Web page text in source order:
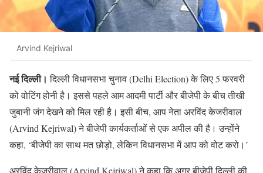
Arvind Kejriwal
नई दिल्ली। दिल्ली विधानसभा चुनाव (Delhi Election) के लिए 5 फरवरी
को वोटिंग होनी है। इससे पहले आम आदमी पार्टी और बीजेपी के बीच तीखी
जुबानी जंग देखने को मिल रही है। इसी बीच, आप नेता अरविंद केजरीवाल
(Arvind Kejriwal) ने बीजेपी कार्यकर्ताओं से एक अपील की है। उन्होंने
कहा, ‘बीजेपी का साथ मत छोड़ो, लेकिन विधानसभा में आप को वोट करो।’
अरविंद केजरीवाल (Arvind Kejriwal) ने कहा कि अगर बीजेपी दिल्ली की